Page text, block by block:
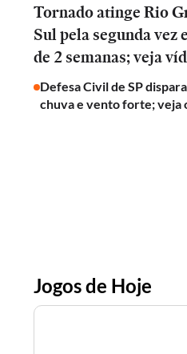
Tornado atinge Rio
Sul pela segunda vez
de 2 semanas; veja
Defesa Civil de SP
chuva e vento forte; veja
Jogos de Hoje